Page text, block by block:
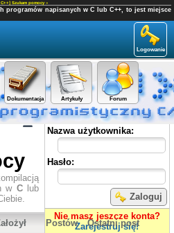
C++] Szukam pomocy»
programów napisanych w C lub C++, to jest miejsce
Logowanie
Dokumentacja Artykuły Forum
Panel użytkownika
Nazwa użytkownika:
Hasło:
Zaloguj
Nie masz jeszcze konta?
Zarejestruj się!
w Club
Postów
Ostatni post